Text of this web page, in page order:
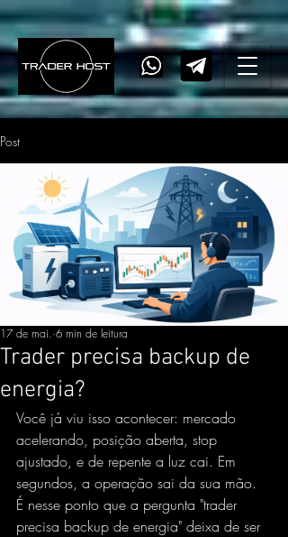
Post
Trader precisa backup de
energia?
17 de mai. 6 min de leitura
Você já viu isso acontecer: mercado
acelerando, posição aberta, stop
ajustado, e de repente a luz cai. Em
segundos, a operação sai da sua mão.
É nesse ponto que a pergunta "trader
precisa backup de energia" deixa de ser